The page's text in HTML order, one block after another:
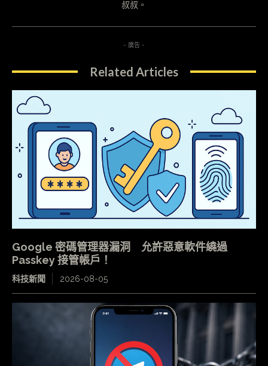
叔叔。
- 廣告 -
Related Articles
Google 密碼管理器漏洞 允許惡意軟件繞過
Passkey 接管帳戶！
科技新聞 2026-08-05